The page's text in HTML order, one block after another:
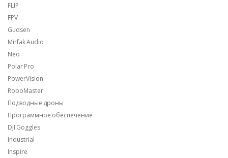
FLIP
FPV
Gudsen
Mirfak Audio
Neo
Polar Pro
PowerVision
RoboMaster
Подводные дроны
Программное обеспечение
DJI Goggles
Industrial
Inspire